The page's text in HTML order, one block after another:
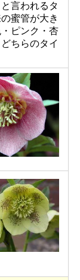
言われるタ
蜜管が大き
ピンク・杏
ちらのタイ